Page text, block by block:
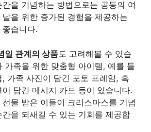
을 기념하는 방법으로는 공동의 여
을 위한 증가된 경험을 제공하는
습니다.
일 관계의 상품도 고려해볼 수 있습
가족을 위한 맞춤형 아이템, 예를 들
가족 사진이 담긴 포토 프레임, 혹
담긴 메시지 카드 등이 있습니다.
물 받은 이들이 크리스마스를 기념
을 되새길 수 있는 기회를 제공합